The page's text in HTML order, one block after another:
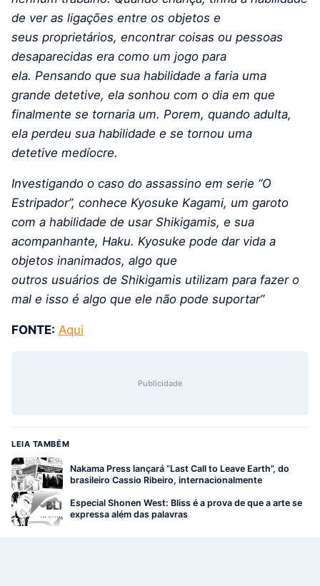
de ver as ligações entre os objetos e
seus proprietários, encontrar coisas ou pessoas
desaparecidas era como um jogo para
ela. Pensando que sua habilidade a faria uma
grande detetive, ela sonhou com o dia em que
finalmente se tornaria um. Porem, quando adulta,
ela perdeu sua habilidade e se tornou uma
detetive medíocre.
Investigando o caso do assassino em serie “O
Estripador”, conhece Kyosuke Kagami, um garoto
com a habilidade de usar Shikigamis, e sua
acompanhante, Haku. Kyosuke pode dar vida a
objetos inanimados, algo que
outros usuários de Shikigamis utilizam para fazer o
mal e isso é algo que ele não pode suportar”
FONTE: Aqui
Publicidade
LEIA TAMBÉM
Nakama Press lançará “Last Call to Leave Earth”, do
brasileiro Cassio Ribeiro, internacionalmente
Especial Shonen West: Bliss é a prova de que a arte se
expressa além das palavras